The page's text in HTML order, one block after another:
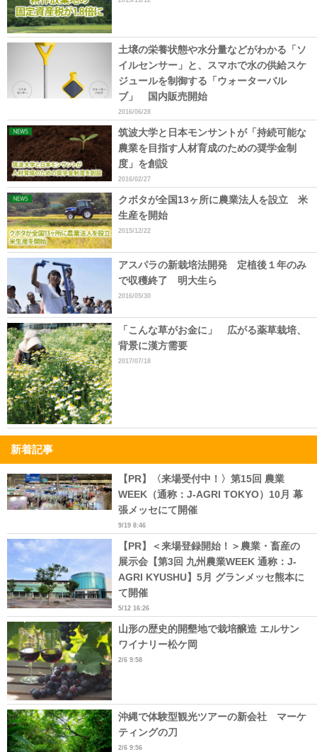
土壌の栄養状態や水分量などがわかる「ソ
イルセンサー」と、スマホで水の供給スケ
ジュールを制御する「ウォーターバル
ブ」 国内販売開始
2016/06/28
筑波大学と日本モンサントが「持続可能な
農業を目指す人材育成のための奨学金制
度」を創設
2016/02/27
クボタが全国13ヶ所に農業法人を設立 米
生産を開始
2015/12/22
アスパラの新栽培法開発 定植後１年のみ
で収穫終了 明大生ら
2016/05/30
「こんな草がお金に」 広がる薬草栽培、
背景に漢方需要
2017/07/18
新着記事
【PR】〈来場受付中！〉第15回 農業
WEEK（通称：J-AGRI TOKYO）10月 幕
張メッセにて開催
9/19 8:46
【PR】＜来場登録開始！＞農業・畜産の
展示会【第3回 九州農業WEEK 通称：J-
AGRI KYUSHU】5月 グランメッセ熊本に
て開催
5/12 16:26
山形の歴史的開墾地で栽培醸造 エルサン
ワイナリー松ケ岡
2/6 9:58
沖縄で体験型観光ツアーの新会社 マーケ
ティングの刀
2/6 9:56